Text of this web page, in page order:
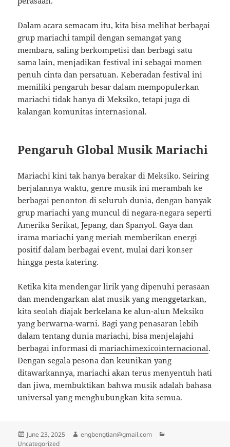
Dalam acara semacam itu, kita bisa melihat berbagai
grup mariachi tampil dengan semangat yang
membara, saling berkompetisi dan berbagi satu
sama lain, menjadikan festival ini sebagai momen
penuh cinta dan persatuan. Keberadan festival ini
memiliki pengaruh besar dalam mempopulerkan
mariachi tidak hanya di Meksiko, tetapi juga di
kalangan komunitas internasional.
Pengaruh Global Musik Mariachi
Mariachi kini tak hanya berakar di Meksiko. Seiring
berjalannya waktu, genre musik ini merambah ke
berbagai penonton di seluruh dunia, dengan banyak
grup mariachi yang muncul di negara-negara seperti
Amerika Serikat, Jepang, dan Spanyol. Gaya dan
irama mariachi yang meriah memberikan energi
positif dalam berbagai event, mulai dari konser
hingga pesta katering.
Ketika kita mendengar lirik yang dipenuhi perasaan
dan mendengarkan alat musik yang menggetarkan,
kita seolah diajak berkelana ke alun-alun Meksiko
yang berwarna-warni. Bagi yang penasaran lebih
dalam tentang dunia mariachi, bisa menjelajahi
berbagai informasi dimariachimexicointernacional.
Dengan segala pesona dan keunikan yang
ditawarkannya, mariachi akan terus menyentuh hati
dan jiwa, membuktikan bahwa musik adalah bahasa
universal yang menghubungkan kita semua.
Posted
on
June 23, 2025 Author
engbengtian@gmail.com
Uncategorized